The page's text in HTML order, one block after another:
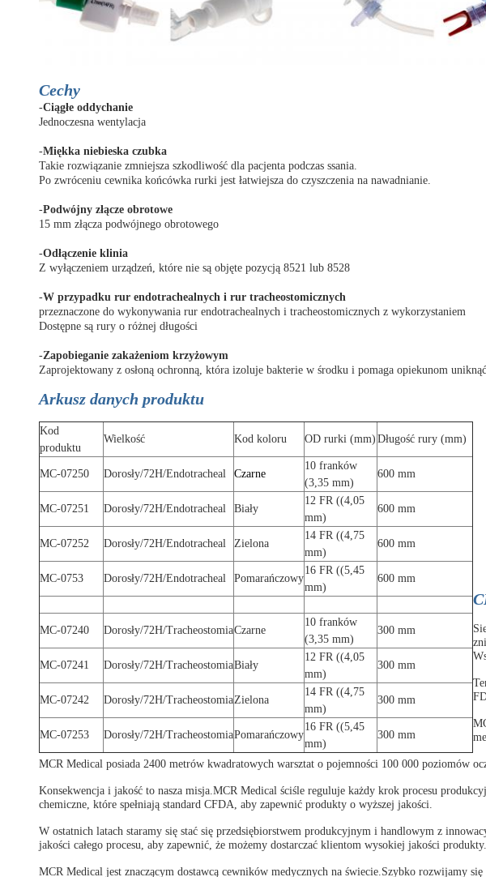
Cechy
-Ciągłe oddychanie
Jednoczesna wentylacja
-Miękka niebieska czubka
Takie rozwiązanie zmniejsza szkodliwość dla pacjenta podczas ssania.
Po zwróceniu cewnika końcówka rurki jest łatwiejsza do czyszczenia na nawadnianie.
-Podwójny złącze obrotowe
15 mm złącza podwójnego obrotowego
-Odłączenie klinia
Z wyłączeniem urządzeń, które nie są objęte pozycją 8521 lub 8528
-W przypadku rur endotrachealnych i rur tracheostomicznych
przeznaczone do wykonywania rur endotrachealnych i tracheostomicznych z wykorzystaniem
Dostępne są rury o różnej długości
-Zapobieganie zakażeniom krzyżowym
Zaprojektowany z osłoną ochronną, która izoluje bakterie w środku i pomaga opiekunom
Arkusz danych produktu
Kod
produktu
Wielkość Kod koloru OD rurki (mm) Długość rury (mm)
MC-07250 Dorosły/72H/Endotracheal Czarne
10 franków
(3,35 mm)
600 mm
MC-07251 Dorosły/72H/Endotracheal Biały
12 FR ((4,05
mm)
600 mm
MC-07252 Dorosły/72H/Endotracheal Zielona
14 FR ((4,75
mm)
600 mm
MC-0753 Dorosły/72H/Endotracheal Pomarańczowy
16 FR ((5,45
mm)
600 mm
MC-07240 Dorosły/72H/TracheostomiaCzarne
10 franków
(3,35 mm)
300 mm
MC-07241 Dorosły/72H/TracheostomiaBiały
12 FR ((4,05
mm)
300 mm
MC-07242 Dorosły/72H/TracheostomiaZielona
14 FR ((4,75
mm)
300 mm
MC-07253 Dorosły/72H/TracheostomiaPomarańczowy
16 FR ((5,45
mm)
300 mm
C
MCR Medical posiada 2400 metrów kwadratowych warsztat o pojemności 100 000 poziomów
Konsekwencja i jakość to nasza misja.MCR Medical ściśle reguluje każdy krok procesu
chemiczne, które spełniają standard CFDA, aby zapewnić produkty o wyższej jakości.
W ostatnich latach staramy się stać się przedsiębiorstwem produkcyjnym i handlowym z
jakości całego procesu, aby zapewnić, że możemy dostarczać klientom wysokiej jakości produkty.
MCR Medical jest znaczącym dostawcą cewników medycznych na świecie.Szybko rozwijamy